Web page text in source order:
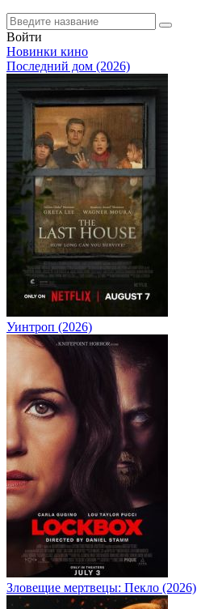
Войти
Новинки кино
Последний дом (2026)
Уинтроп (2026)
Зловещие мертвецы: Пекло (2026)